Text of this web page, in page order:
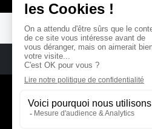
© REMA - EARLY
REMA